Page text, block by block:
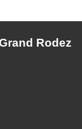
Rodez